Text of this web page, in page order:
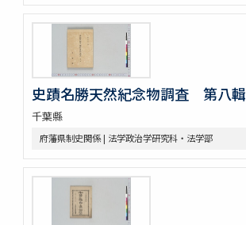
史蹟名勝天然紀念物調査 第八輯
千葉縣
府藩県制史関係 | 法学政治学研究科・法学部